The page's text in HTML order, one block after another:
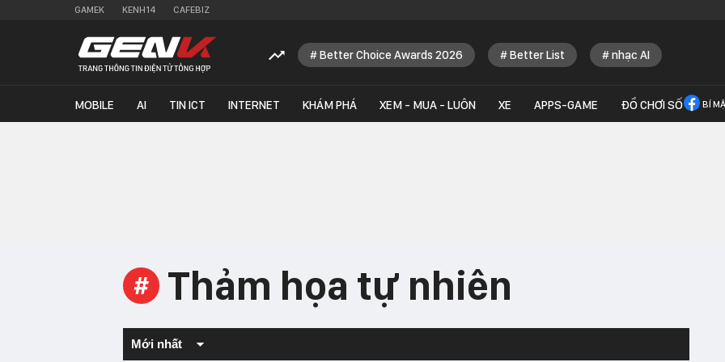
GAMEK KENH14 CAFEBIZ
Better Choice Awards 2026 Better List nhạc AI
MOBILE AI TIN ICT INTERNET KHÁM PHÁ XEM - MUA - LUÔN XE APPS-GAME ĐỒ CHƠI SỐ BÍ
# Thảm họa tự nhiên
Mới nhất